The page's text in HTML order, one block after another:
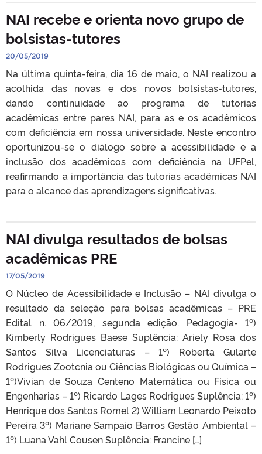
NAI recebe e orienta novo grupo de
bolsistas-tutores
20/05/2019
Na última quinta-feira, dia 16 de maio, o NAI realizou a
acolhida das novas e dos novos bolsistas-tutores,
dando continuidade ao programa de tutorias
acadêmicas entre pares NAI, para as e os acadêmicos
com deficiência em nossa universidade. Neste encontro
oportunizou-se o diálogo sobre a acessibilidade e a
inclusão dos acadêmicos com deficiência na UFPel,
reafirmando a importância das tutorias acadêmicas NAI
para o alcance das aprendizagens significativas.
NAI divulga resultados de bolsas
acadêmicas PRE
17/05/2019
O Núcleo de Acessibilidade e Inclusão – NAI divulga o
resultado da seleção para bolsas acadêmicas – PRE
Edital n. 06/2019, segunda edição. Pedagogia- 1º)
Kimberly Rodrigues Baese Suplência: Ariely Rosa dos
Santos Silva Licenciaturas – 1º) Roberta Gularte
Rodrigues Zootcnia ou Ciências Biológicas ou Química –
1º)Vivian de Souza Centeno Matemática ou Física ou
Engenharias – 1º) Ricardo Lages Rodrigues Suplência: 1º)
Henrique dos Santos Romel 2) William Leonardo Peixoto
Pereira 3º) Mariane Sampaio Barros Gestão Ambiental –
1º) Luana Vahl Cousen Suplência: Francine […]